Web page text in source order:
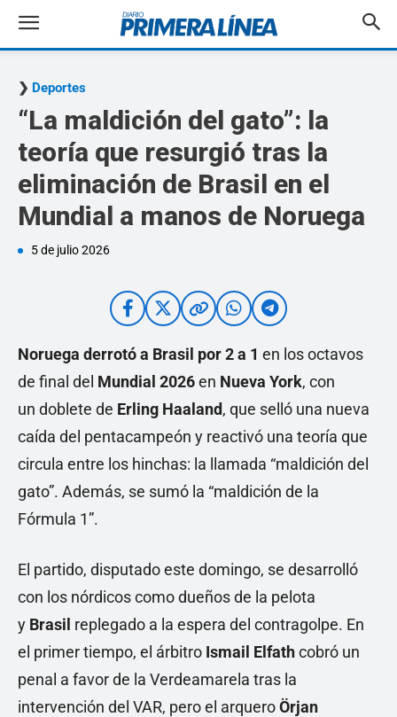
Deportes
“La maldición del gato”: la
teoría que resurgió tras la
eliminación de Brasil en el
Mundial a manos de Noruega
5 de julio 2026
Noruega derrotó a Brasil por 2 a 1 en los octavos
de final del Mundial 2026en Nueva York, con
un doblete de Erling Haaland, que selló una nueva
caída del pentacampeón y reactivó una teoría que
circula entre los hinchas: la llamada “maldición del
gato”. Además, se sumó la “maldición de la
Fórmula 1”.
El partido, disputado este domingo, se desarrolló
con los nórdicos como dueños de la pelota
y Brasil replegado a la espera del contragolpe. En
el primer tiempo, el árbitro Ismail Elfathcobró un
penal a favor de la Verdeamarela tras la
intervención del VAR, pero el arqueroÖrjan